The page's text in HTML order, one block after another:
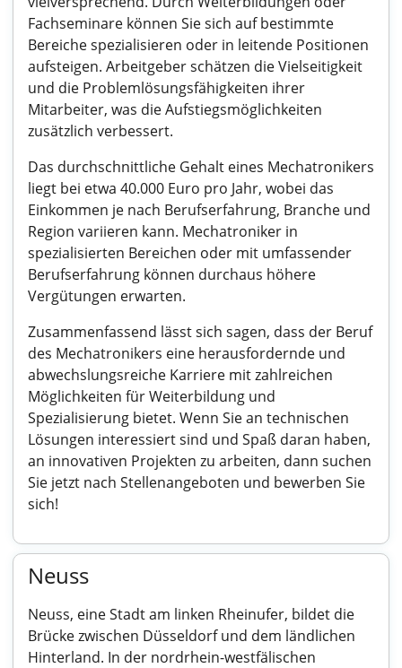
Fachseminare können Sie sich auf bestimmte
Bereiche spezialisieren oder in leitende Positionen
aufsteigen. Arbeitgeber schätzen die Vielseitigkeit
und die Problemlösungsfähigkeiten ihrer
Mitarbeiter, was die Aufstiegsmöglichkeiten
zusätzlich verbessert.
Das durchschnittliche Gehalt eines Mechatronikers
liegt bei etwa 40.000 Euro pro Jahr, wobei das
Einkommen je nach Berufserfahrung, Branche und
Region variieren kann. Mechatroniker in
spezialisierten Bereichen oder mit umfassender
Berufserfahrung können durchaus höhere
Vergütungen erwarten.
Zusammenfassend lässt sich sagen, dass der Beruf
des Mechatronikers eine herausfordernde und
abwechslungsreiche Karriere mit zahlreichen
Möglichkeiten für Weiterbildung und
Spezialisierung bietet. Wenn Sie an technischen
Lösungen interessiert sind und Spaß daran haben,
an innovativen Projekten zu arbeiten, dann suchen
Sie jetzt nach Stellenangeboten und bewerben Sie
sich!
Neuss
Neuss, eine Stadt am linken Rheinufer, bildet die
Brücke zwischen Düsseldorf und dem ländlichen
Hinterland. In der nordrhein-westfälischen